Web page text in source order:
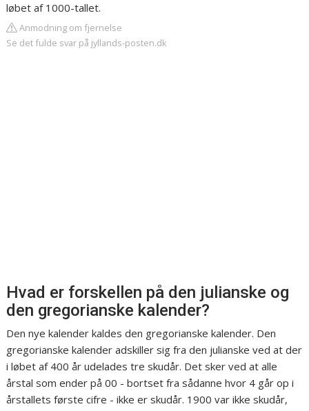
løbet af 1000-tallet.
Anmodning om fjernelse
Se det fulde svar på jyllands-posten.dk
Hvad er forskellen på den julianske og
den gregorianske kalender?
Den nye kalender kaldes den gregorianske kalender. Den
gregorianske kalender adskiller sig fra den julianske ved at der
i løbet af 400 år udelades tre skudår. Det sker ved at alle
årstal som ender på 00 - bortset fra sådanne hvor 4 går op i
årstallets første cifre - ikke er skudår. 1900 var ikke skudår,